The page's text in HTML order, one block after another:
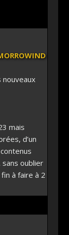
nouveaux
mais
d’un
oublier
à faire à 2